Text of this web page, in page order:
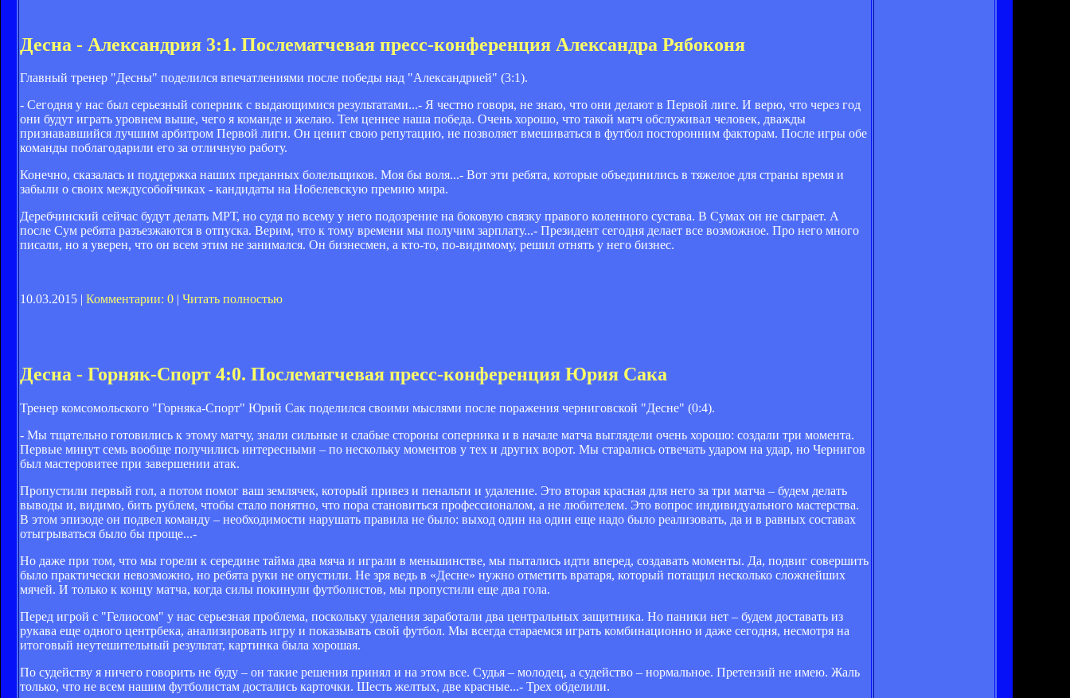
Десна - Александрия 3:1. Послематчевая пресс-конференция Александра Рябоконя
Главный тренер "Десны" поделился впечатлениями после победы над "Александрией" (3:1).
- Сегодня у нас был серьезный соперник с выдающимися результатами...- Я честно говоря, не знаю, что они делают в Первой лиге. И верю, что через год
они будут играть уровнем выше, чего я команде и желаю. Тем ценнее наша победа. Очень хорошо, что такой матч обслуживал человек, дважды
признававшийся лучшим арбитром Первой лиги. Он ценит свою репутацию, не позволяет вмешиваться в футбол посторонним факторам. После игры обе
команды поблагодарили его за отличную работу.
Конечно, сказалась и поддержка наших преданных болельщиков. Моя бы воля...- Вот эти ребята, которые объединились в тяжелое для страны время и
забыли о своих междусобойчиках - кандидаты на Нобелевскую премию мира.
Деребчинский сейчас будут делать МРТ, но судя по всему у него подозрение на боковую связку правого коленного сустава. В Сумах он не сыграет. А
после Сум ребята разъезжаются в отпуска. Верим, что к тому времени мы получим зарплату...- Президент сегодня делает все возможное. Про него много
писали, но я уверен, что он всем этим не занимался. Он бизнесмен, а кто-то, по-видимому, решил отнять у него бизнес.
10.03.2015 | Комментарии: 0 | Читать полностью
Десна - Горняк-Спорт 4:0. Послематчевая пресс-конференция Юрия Сака
Тренер комсомольского "Горняка-Спорт" Юрий Сак поделился своими мыслями после поражения черниговской "Десне" (0:4).
- Мы тщательно готовились к этому матчу, знали сильные и слабые стороны соперника и в начале матча выглядели очень хорошо: создали три момента.
Первые минут семь вообще получились интересными – по нескольку моментов у тех и других ворот. Мы старались отвечать ударом на удар, но Чернигов
был мастеровитее при завершении атак.
Пропустили первый гол, а потом помог ваш землячек, который привез и пенальти и удаление. Это вторая красная для него за три матча – будем делать
выводы и, видимо, бить рублем, чтобы стало понятно, что пора становиться профессионалом, а не любителем. Это вопрос индивидуального мастерства.
В этом эпизоде он подвел команду – необходимости нарушать правила не было: выход один на один еще надо было реализовать, да и в равных составах
отыгрываться было бы проще...-
Но даже при том, что мы горели к середине тайма два мяча и играли в меньшинстве, мы пытались идти вперед, создавать моменты. Да, подвиг совершить
было практически невозможно, но ребята руки не опустили. Не зря ведь в «Десне» нужно отметить вратаря, который потащил несколько сложнейших
мячей. И только к концу матча, когда силы покинули футболистов, мы пропустили еще два гола.
Перед игрой с "Гелиосом" у нас серьезная проблема, поскольку удаления заработали два центральных защитника. Но паники нет – будем доставать из
рукава еще одного центрбека, анализировать игру и показывать свой футбол. Мы всегда стараемся играть комбинационно и даже сегодня, несмотря на
итоговый неутешительный результат, картинка была хорошая.
По судейству я ничего говорить не буду – он такие решения принял и на этом все. Судья – молодец, а судейство – нормальное. Претензий не имею. Жаль
только, что не всем нашим футболистам достались карточки. Шесть желтых, две красные...- Трех обделили.